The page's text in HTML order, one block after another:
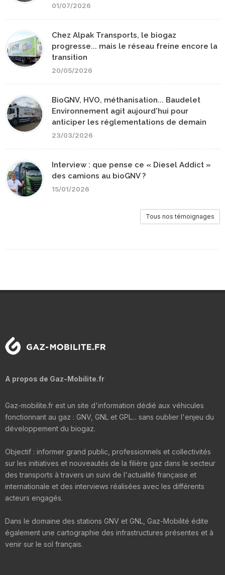
01/07/2026
Chez Alpak Transports, le biogaz
progresse... mais le réseau freine encore la
transition
20/05/2026
BioGNV, HVO, méthanisation... Baudelet
Environnement agit aujourd'hui pour
anticiper les réglementations de demain
23/03/2026
Interview : que pense ce « Diesel Addict »
des camions au bioGNV ?
15/01/2026
Tous nos témoignages
A propos de Gaz-Mobilite.fr
Gaz-mobilite.fr est un site d'information dédié aux véhicules
fonctionnant au gaz : GNV, GNL et GPL... sans oublier l'enjeu du
développement du biogaz.
Objectif : informer grand public, professionnels et collectivités
sur les initiatives et nouveautés de la filière gaz dans le secteur
des transports à travers un suivi de l'actualité française et
internationale et des interviews réalisées avec les différents
acteurs engagés.
Dans le domaine des stations GNV et GNL, Gaz-Mobilité édite
également une cartographie des infrastructures présentes et à
venir sur le sol français.